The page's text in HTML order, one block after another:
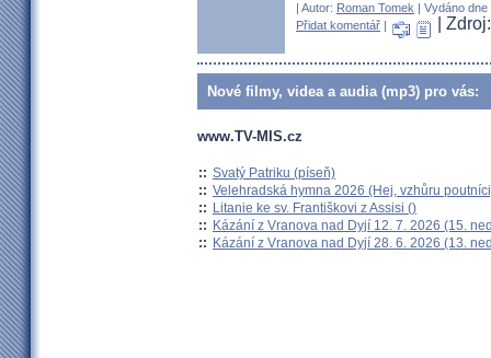
| Autor: Roman Tomek | Vydáno
Přidat komentář | |
Nové filmy, videa a audia (mp3) pro vás:
www.TV-MIS.cz
:: Svatý Patriku (píseň)
:: Velehradská hymna 2026 (Hej, vzhůru
:: Litanie ke sv. Františkovi z Assisi ()
:: Kázání z Vranova nad Dyjí 12. 7. 2026 (15.
:: Kázání z Vranova nad Dyjí 28. 6. 2026 (13.